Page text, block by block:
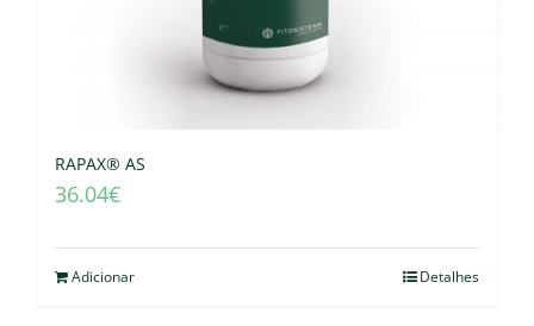
RAPAX® AS
36.04€
Adicionar Detalhes